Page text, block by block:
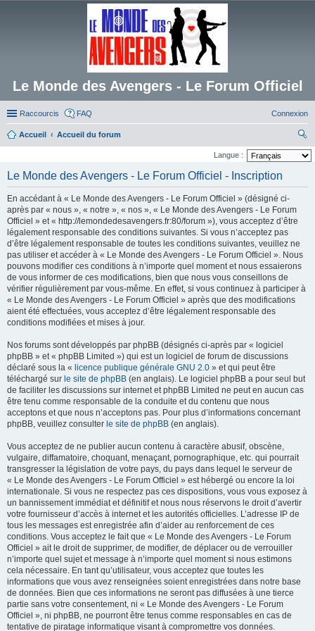
Le Monde des Avengers - Le Forum Officiel
Raccourcis FAQ Connexion
Accueil
Accueil du forum
ec
ch
Langue :
Le Monde des Avengers - Le Forum Officiel - Inscription
En accédant à « Le Monde des Avengers - Le Forum Officiel » (désigné ci-
après par « nous », « notre », « nos », « Le Monde des Avengers - Le Forum
Officiel » et « http://lemondedesavengers.fr:80/forum »), vous acceptez d’être
légalement responsable des conditions suivantes. Si vous n’acceptez pas
d’être légalement responsable de toutes les conditions suivantes, veuillez ne
pas utiliser et accéder à « Le Monde des Avengers - Le Forum Officiel ». Nous
pouvons modifier ces conditions à n’importe quel moment et nous essaierons
de vous informer de ces modifications, bien que nous vous conseillons de
vérifier régulièrement par vous-même. En effet, si vous continuez à participer à
« Le Monde des Avengers - Le Forum Officiel » après que des modifications
aient été effectuées, vous acceptez d’être légalement responsable des
conditions modifiées et mises à jour.
Nos forums sont développés par phpBB (désignés ci-après par « logiciel
phpBB » et « phpBB Limited ») qui est un logiciel de forum de discussions
déclaré sous la « licence publique générale GNU 2.0 » et qui peut être
téléchargé sur le site de phpBB (en anglais). Le logiciel phpBB a pour seul but
de faciliter les discussions sur internet et phpBB Limited ne peut en aucun cas
être tenu comme responsable de la conduite et du contenu que nous
acceptons et que nous n’acceptons pas. Pour plus d’informations concernant
phpBB, veuillez consulter le site de phpBB (en anglais).
Vous acceptez de ne publier aucun contenu à caractère abusif, obscène,
vulgaire, diffamatoire, choquant, menaçant, pornographique, etc. qui pourrait
transgresser la législation de votre pays, du pays dans lequel le serveur de
« Le Monde des Avengers - Le Forum Officiel » est hébergé ou encore la loi
internationale. Si vous ne respectez pas ces dispositions, vous vous exposez à
un bannissement immédiat et définitif et nous nous réservons le droit d’avertir
votre fournisseur d’accès à internet et les autorités officielles. L’adresse IP de
tous les messages est enregistrée afin d’aider au renforcement de ces
conditions. Vous acceptez le fait que « Le Monde des Avengers - Le Forum
Officiel » ait le droit de supprimer, de modifier, de déplacer ou de verrouiller
n’importe quel sujet et message à n’importe quel moment si nous estimons
cela nécessaire. En tant qu’utilisateur, vous acceptez que toutes les
informations que vous avez renseignées soient enregistrées dans notre base
de données. Bien que ces informations ne seront pas diffusées à une tierce
partie sans votre consentement, ni « Le Monde des Avengers - Le Forum
Officiel », ni phpBB, ne pourront être tenus comme responsables en cas de
tentative de piratage informatique visant à compromettre vos données.